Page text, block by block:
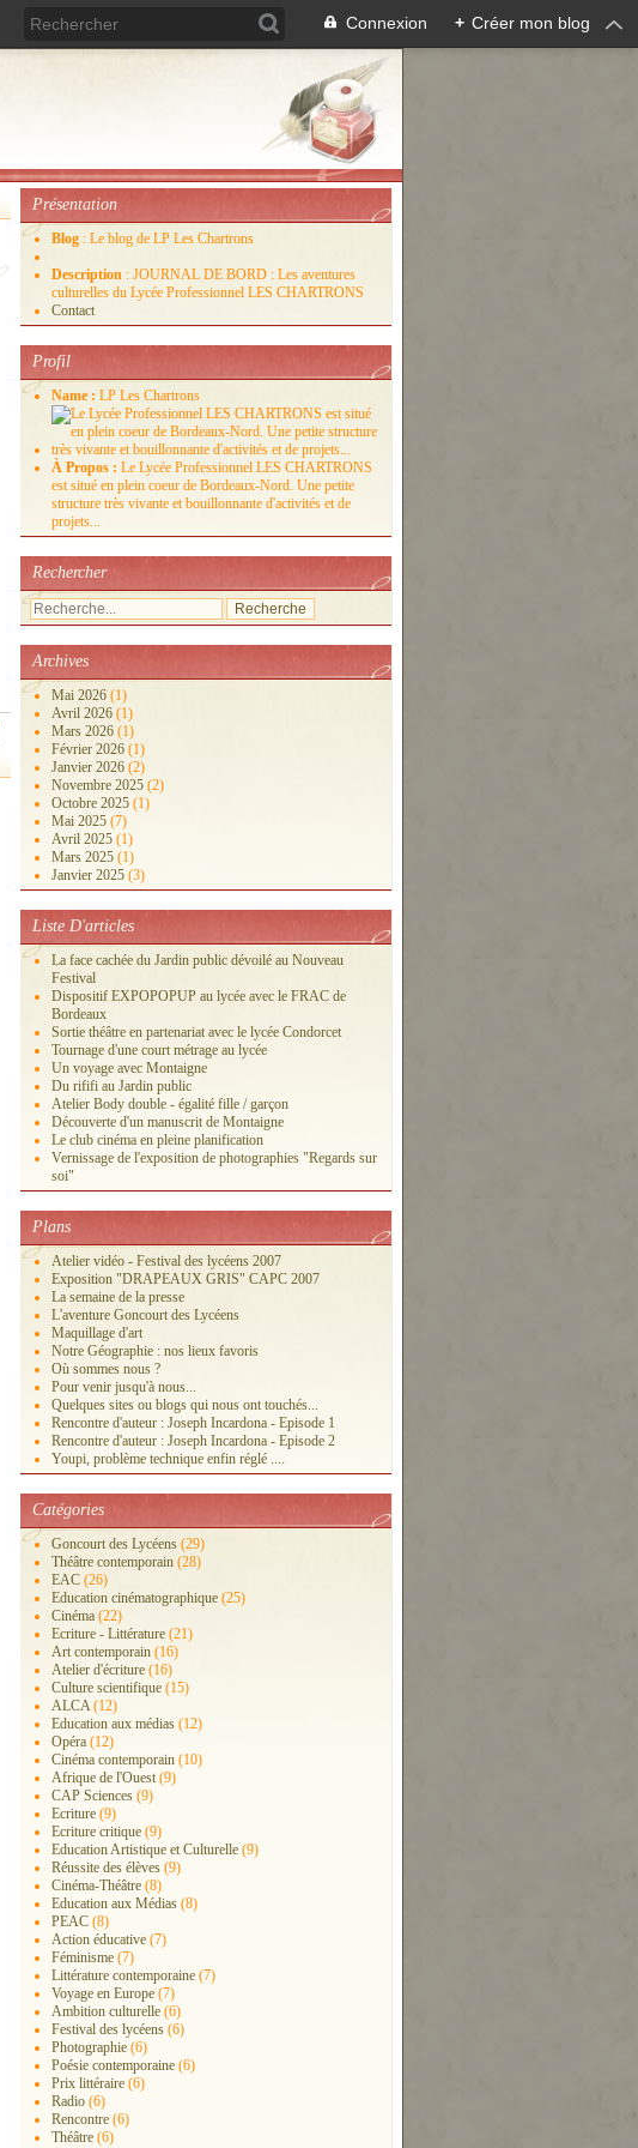
Connexion + Créer mon blog
Présentation
Blog : Le blog de LP Les Chartrons
Description : JOURNAL DE BORD : Les aventures
culturelles du Lycée Professionnel LES CHARTRONS
Contact
Profil
Name : LP Les Chartrons
À Propos : Le Lycée Professionnel LES CHARTRONS
est situé en plein coeur de Bordeaux-Nord. Une petite
structure très vivante et bouillonnante d'activités et de
projets...
Rechercher
Archives
Mai 2026 (1)
Avril 2026 (1)
Mars 2026 (1)
Février 2026 (1)
Janvier 2026 (2)
Novembre 2025 (2)
Octobre 2025 (1)
Mai 2025 (7)
Avril 2025 (1)
Mars 2025 (1)
Janvier 2025 (3)
Liste D'articles
La face cachée du Jardin public dévoilé au Nouveau
Festival
Dispositif EXPOPOPUP au lycée avec le FRAC de
Bordeaux
Sortie théâtre en partenariat avec le lycée Condorcet
Tournage d'une court métrage au lycée
Un voyage avec Montaigne
Du rififi au Jardin public
Atelier Body double - égalité fille / garçon
Découverte d'un manuscrit de Montaigne
Le club cinéma en pleine planification
Vernissage de l'exposition de photographies "Regards sur
soi"
Plans
Atelier vidéo - Festival des lycéens 2007
Exposition "DRAPEAUX GRIS" CAPC 2007
La semaine de la presse
L'aventure Goncourt des Lycéens
Maquillage d'art
Notre Géographie : nos lieux favoris
Où sommes nous ?
Pour venir jusqu'à nous...
Quelques sites ou blogs qui nous ont touchés...
Rencontre d'auteur : Joseph Incardona - Episode 1
Rencontre d'auteur : Joseph Incardona - Episode 2
Youpi, problème technique enfin réglé ....
Catégories
Goncourt des Lycéens (29)
Théâtre contemporain (28)
EAC (26)
Education cinématographique (25)
Cinéma (22)
Ecriture - Littérature (21)
Art contemporain (16)
Atelier d'écriture (16)
Culture scientifique (15)
ALCA(12)
Education aux médias (12)
Opéra (12)
Cinéma contemporain (10)
Afrique de l'Ouest (9)
CAP Sciences (9)
Ecriture (9)
Ecriture critique (9)
Education Artistique et Culturelle (9)
Réussite des élèves (9)
Cinéma-Théâtre (8)
Education aux Médias (8)
PEAC (8)
Action éducative (7)
Féminisme (7)
Littérature contemporaine (7)
Voyage en Europe (7)
Ambition culturelle (6)
Festival des lycéens (6)
Photographie (6)
Poésie contemporaine (6)
Prix littéraire (6)
Radio (6)
Rencontre (6)
Théâtre (6)